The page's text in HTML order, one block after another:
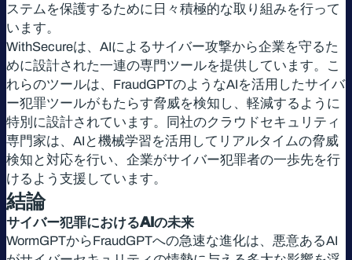
ステムを保護するために日々積極的な取り組みを行って
います。
WithSecureは、AIによるサイバー攻撃から企業を守るた
めに設計された一連の専門ツールを提供しています。こ
れらのツールは、FraudGPTのようなAIを活用したサイバ
ー犯罪ツールがもたらす脅威を検知し、軽減するように
特別に設計されています。同社のクラウドセキュリティ
専門家は、AIと機械学習を活用してリアルタイムの脅威
検知と対応を行い、企業がサイバー犯罪者の一歩先を行
けるよう支援しています。
結論
サイバー犯罪におけるAIの未来
WormGPTからFraudGPTへの急速な進化は、悪意あるAI